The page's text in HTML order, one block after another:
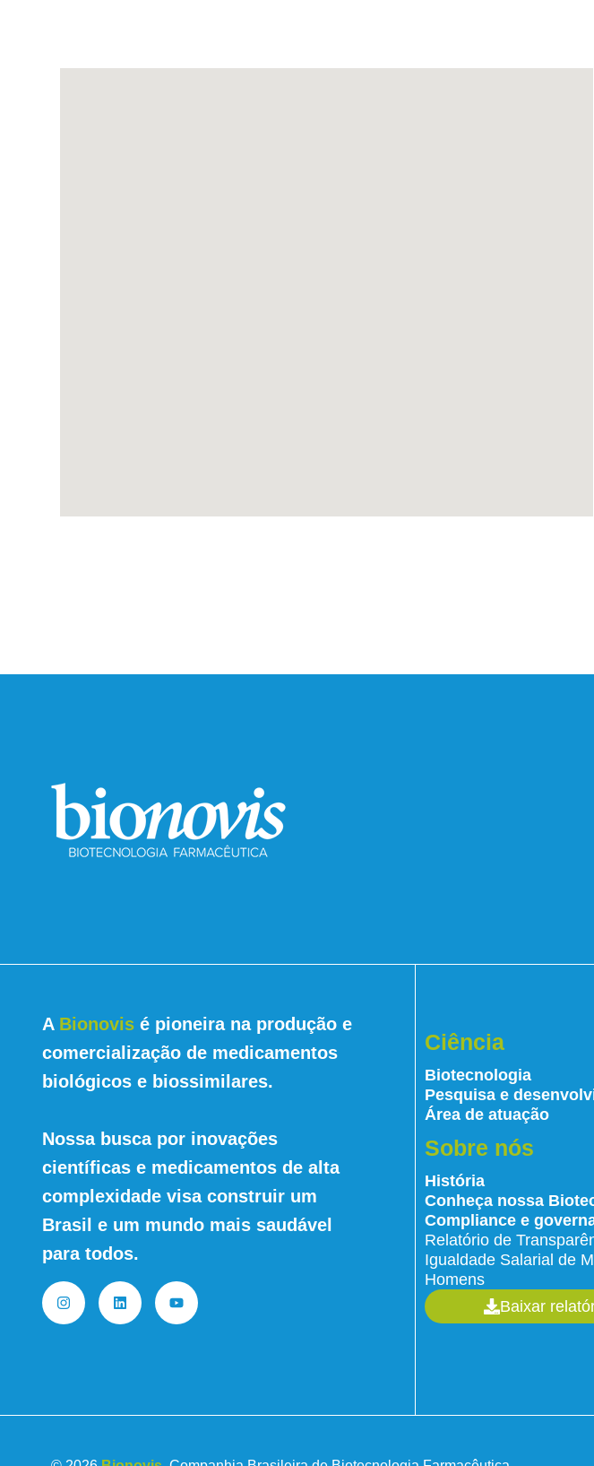
A Bionovis é pioneira na produção e
comercialização de medicamentos
biológicos e biossimilares.
Nossa busca por inovações
científicas e medicamentos de alta
complexidade visa construir um
Brasil e um mundo mais saudável
para todos.
Ciência
Biotecnologia
Pesquisa e
Área de atuação
Sobre nós
História
Conheça nossa
Compliance e
Relatório de
Igualdade Salarial de
Homens
Baixar